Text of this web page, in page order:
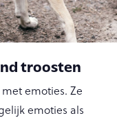
troosten
emoties. Ze
emoties als